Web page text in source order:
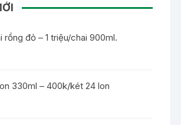
rồng đỏ – 1 triệu/chai 900ml.
330ml – 400k/két 24 lon